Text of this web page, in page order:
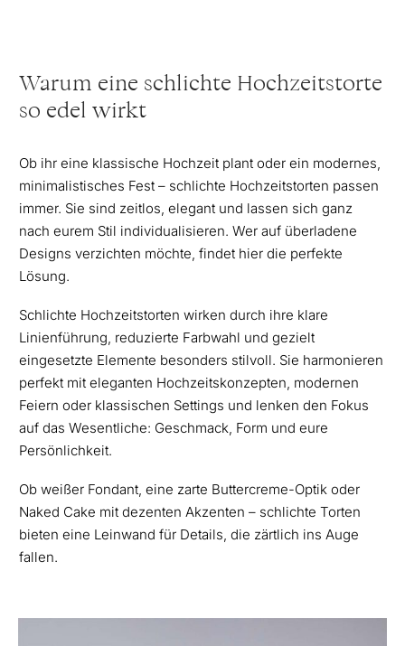
Warum eine schlichte Hochzeitstorte
so edel wirkt
Ob ihr eine klassische Hochzeit plant oder ein modernes,
minimalistisches Fest – schlichte Hochzeitstorten passen
immer. Sie sind zeitlos, elegant und lassen sich ganz
nach eurem Stil individualisieren. Wer auf überladene
Designs verzichten möchte, findet hier die perfekte
Lösung.
Schlichte Hochzeitstorten wirken durch ihre klare
Linienführung, reduzierte Farbwahl und gezielt
eingesetzte Elemente besonders stilvoll. Sie harmonieren
perfekt mit eleganten Hochzeitskonzepten, modernen
Feiern oder klassischen Settings und lenken den Fokus
auf das Wesentliche: Geschmack, Form und eure
Persönlichkeit.
Ob weißer Fondant, eine zarte Buttercreme-Optik oder
Naked Cake mit dezenten Akzenten – schlichte Torten
bieten eine Leinwand für Details, die zärtlich ins Auge
fallen.